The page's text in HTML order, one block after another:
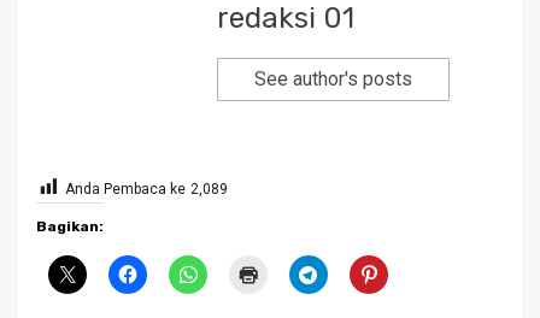
redaksi 01
See author's posts
Anda Pembaca ke 2,089
Bagikan: